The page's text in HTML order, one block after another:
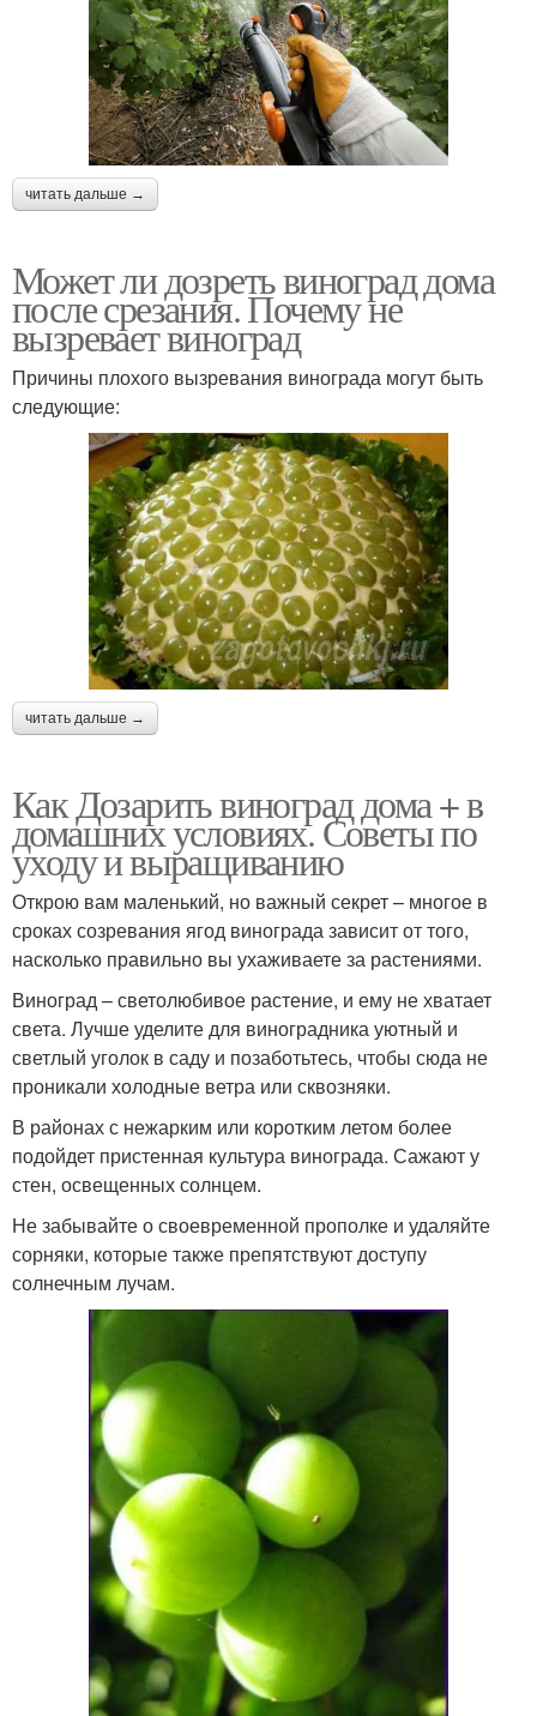
читать дальше →
Может ли дозреть виноград дома
после срезания. Почему не
вызревает виноград
Причины плохого вызревания винограда могут быть
следующие:
читать дальше →
Как Дозарить виноград дома + в
домашних условиях. Советы по
уходу и выращиванию
Открою вам маленький, но важный секрет – многое в
сроках созревания ягод винограда зависит от того,
насколько правильно вы ухаживаете за растениями.
Виноград – светолюбивое растение, и ему не хватает
света. Лучше уделите для виноградника уютный и
светлый уголок в саду и позаботьтесь, чтобы сюда не
проникали холодные ветра или сквозняки.
В районах с нежарким или коротким летом более
подойдет пристенная культура винограда. Сажают у
стен, освещенных солнцем.
Не забывайте о своевременной прополке и удаляйте
сорняки, которые также препятствуют доступу
солнечным лучам.